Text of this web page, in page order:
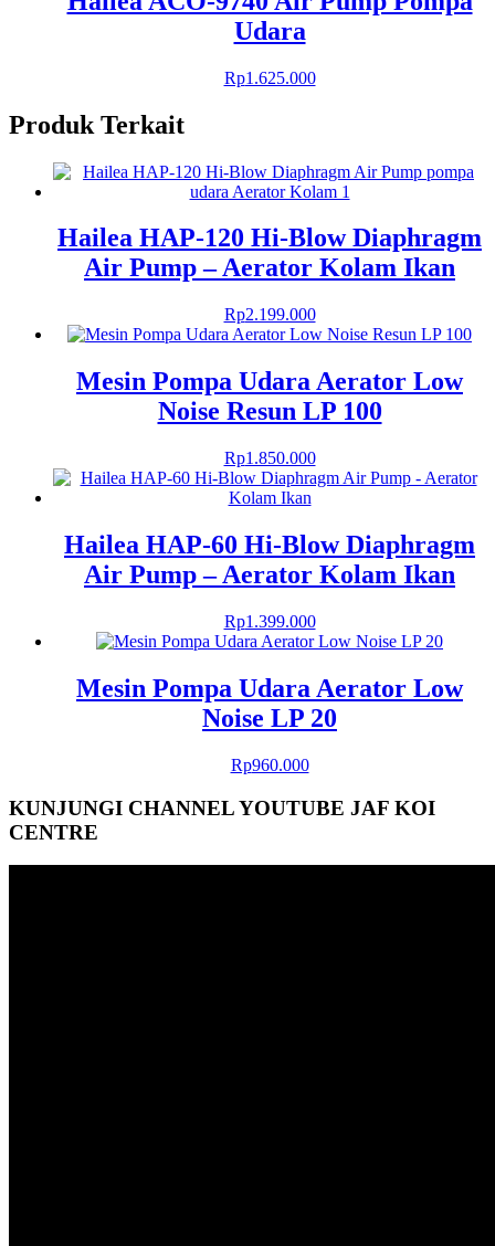
Udara
Rp1.625.000
Produk Terkait
Hailea HAP-120 Hi-Blow Diaphragm
Air Pump – Aerator Kolam Ikan
Rp2.199.000
Mesin Pompa Udara Aerator Low
Noise Resun LP 100
Rp1.850.000
Hailea HAP-60 Hi-Blow Diaphragm
Air Pump – Aerator Kolam Ikan
Rp1.399.000
Mesin Pompa Udara Aerator Low
Noise LP 20
Rp960.000
KUNJUNGI CHANNEL YOUTUBE JAF KOI
CENTRE